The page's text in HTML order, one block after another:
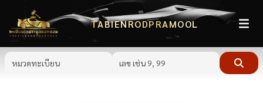
TABIENRODPRAMOOL